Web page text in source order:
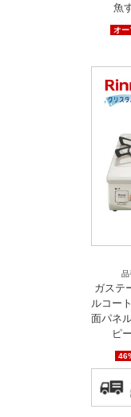
魚
オ
品
ガステ
ルコー
面パネ
ピ